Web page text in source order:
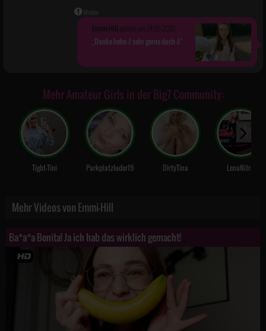
Melden
Emmi-Hill schrieb am 24.05.2026:
Danke hehe ;) sehr gerne doch ;)
Mehr Amateur Girls in der Big7 Community:
Tight-Tini Parkplatzluder19 DirtyTina LenaNitro
Mehr Videos von Emmi-Hill
Ba*a*a Bonita! Ja ich hab das wirklich gemacht!